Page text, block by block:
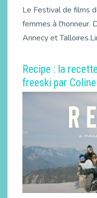
Le Festival de films
femmes à l'honneur.
Annecy et
Recipe : la
freeski par